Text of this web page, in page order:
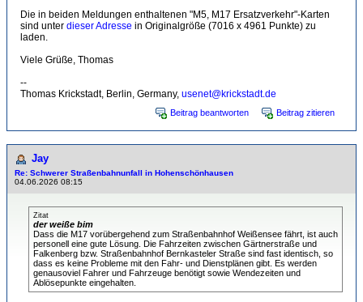
Die in beiden Meldungen enthaltenen "M5, M17 Ersatzverkehr"-Karten
sind unter dieser Adresse in Originalgröße (7016 x 4961 Punkte) zu
laden.
Viele Grüße, Thomas
--
Thomas Krickstadt, Berlin, Germany, usenet@krickstadt.de
Beitrag beantworten Beitrag zitieren
Jay
Re: Schwerer Straßenbahnunfall in Hohenschönhausen
04.06.2026 08:15
Zitat
der weiße bim
Dass die M17 vorübergehend zum Straßenbahnhof Weißensee fährt, ist auch
personell eine gute Lösung. Die Fahrzeiten zwischen Gärtnerstraße und
Falkenberg bzw. Straßenbahnhof Bernkasteler Straße sind fast identisch, so
dass es keine Probleme mit den Fahr- und Dienstplänen gibt. Es werden
genausoviel Fahrer und Fahrzeuge benötigt sowie Wendezeiten und
Ablösepunkte eingehalten.